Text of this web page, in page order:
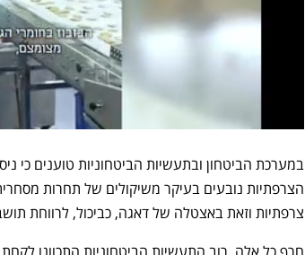
צרפתיות וזאת באצטלה של דאגה, כביכול, לרווחת